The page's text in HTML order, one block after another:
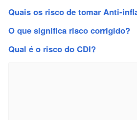
Quais os risco de tomar Anti-
O que significa risco corrigido?
Qual é o risco do CDI?